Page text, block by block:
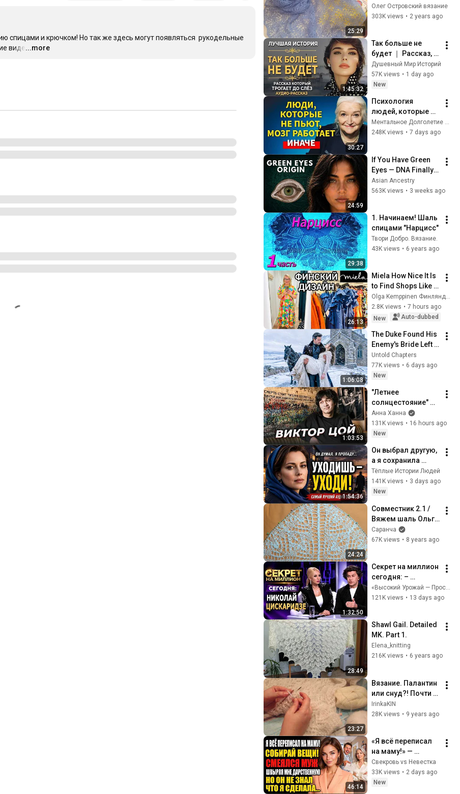
спицами и крючком! Но так же здесь могут появляться  рукодельные
видео.…
...more
25:29
Олег Островский вязание
303K views • 2 years ago
1:45:32
Так больше не
будет ｜ Рассказ,
который трогает
до глубины души.
Очень сильная
Аудиорассказ
Душевный Мир Историй
57K views • 1 day ago
New
30:27
Психология
людей, которые НЕ
пьют алкоголь
(согласно
Черниговская
Ментальное Долголетие and 2 more
248K views • 7 days ago
24:59
If You Have Green
Eyes — DNA Finally
Revealed Where
They Really Come
Asian Ancestry
563K views • 3 weeks ago
29:38
1. Начинаем! Шаль
спицами "Нарцисс"
Твори Добро. Вязание.
43K views • 6 years ago
26:13
Miela How Nice It Is
to Find Shops Like
This in Finland. XXL
Fittings Quality and
Natural Materials
Olga Kemppinen Финляндия
2.8K views • 7 hours ago
New
Auto-dubbed
1:06:08
The Duke Found His
Enemy's Bride Left
in the Cold — And He
Made a Choice No
One Expected
Untold Chapters
77K views • 6 days ago
New
1:03:53
"Летнее
солнцестояние"
Виктор ЦОЙ
Анна Ханна
131K views • 16 hours ago
New
1:54:36
Он выбрал другую,
а я сохранила
гордость и
отпустила его
Тёплые Истории Людей
141K views • 3 days ago
New
24:24
Совместник 2.1 /
Вяжем шаль Ольги
Бочкарёвой «
Осенний букет» /
Саранча
67K views • 8 years ago
1:32:50
Секрет на миллион
сегодня: –
Николай
Цискаридзе
«Высокий Урожай — Простые Решения»
121K views • 13 days ago
28:49
Shawl Gail. Detailed
MK. Part 1.
Elena_knitting
216K views • 6 years ago
23:27
Вязание. Палантин
или снуд?! Почти
готовая работа.
IrinkaKIN
28K views • 9 years ago
46:14
«Я всё переписал
на маму!» —
смеялся муж. Но
он забыл об одной
важной детали
Свекровь vs Невестка
33K views • 2 days ago
New